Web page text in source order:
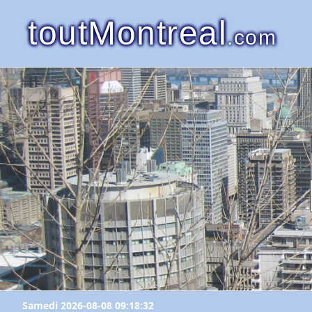
toutMontreal.com
Samedi 2026-08-08 09:18:32